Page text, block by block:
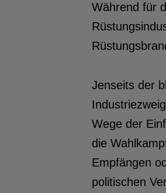
Während für
Jenseits der
Wege der
die
Empfängen
politischen